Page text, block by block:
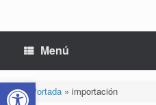
Abrir barra de herramientas
Menú
Portada» importación